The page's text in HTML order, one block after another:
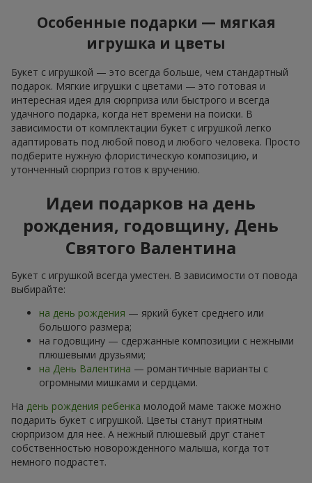
Особенные подарки — мягкая
игрушка и цветы
Букет с игрушкой — это всегда больше, чем стандартный
подарок. Мягкие игрушки с цветами — это готовая и
интересная идея для сюрприза или быстрого и всегда
удачного подарка, когда нет времени на поиски. В
зависимости от комплектации букет с игрушкой легко
адаптировать под любой повод и любого человека. Просто
подберите нужную флористическую композицию, и
утонченный сюрприз готов к вручению.
Идеи подарков на день
рождения, годовщину, День
Святого Валентина
Букет с игрушкой всегда уместен. В зависимости от повода
выбирайте:
на день рождения — яркий букет среднего или
большого размера;
на годовщину — сдержанные композиции с нежными
плюшевыми друзьями;
на День Валентина — романтичные варианты с
огромными мишками и сердцами.
На день рождения ребенка молодой маме также можно
подарить букет с игрушкой. Цветы станут приятным
сюрпризом для нее. А нежный плюшевый друг станет
собственностью новорожденного малыша, когда тот
немного подрастет.